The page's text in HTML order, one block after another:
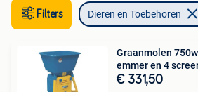
Filters Dieren en Toebehoren
Graanmolen
emmer en 4
€ 331,50